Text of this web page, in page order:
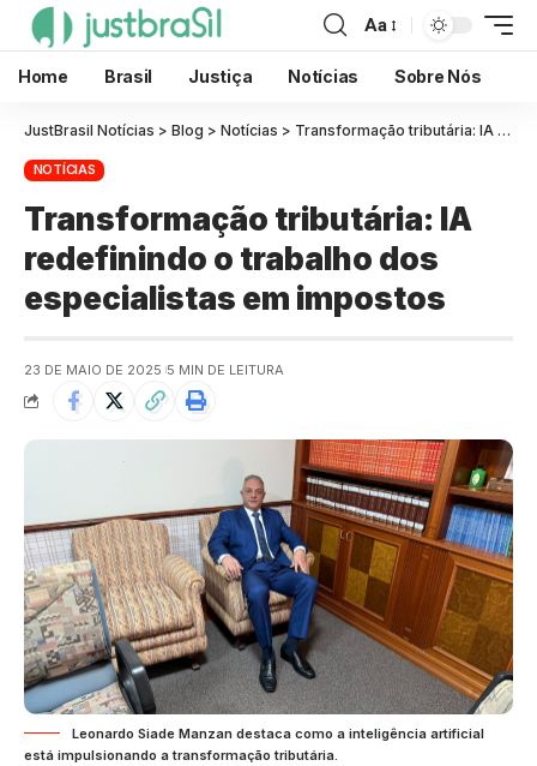
Aa
Home Brasil Justiça Notícias Sobre Nós
JustBrasil Notícias > Blog > Notícias > Transformação tributária: IA redefinindo o trabalho dos especialistas em impostos
NOTÍCIAS
Transformação tributária: IA
redefinindo o trabalho dos
especialistas em impostos
23 DE MAIO DE 2025 5 MIN DE LEITURA
Leonardo Siade Manzan destaca como a inteligência artificial
está impulsionando a transformação tributária.